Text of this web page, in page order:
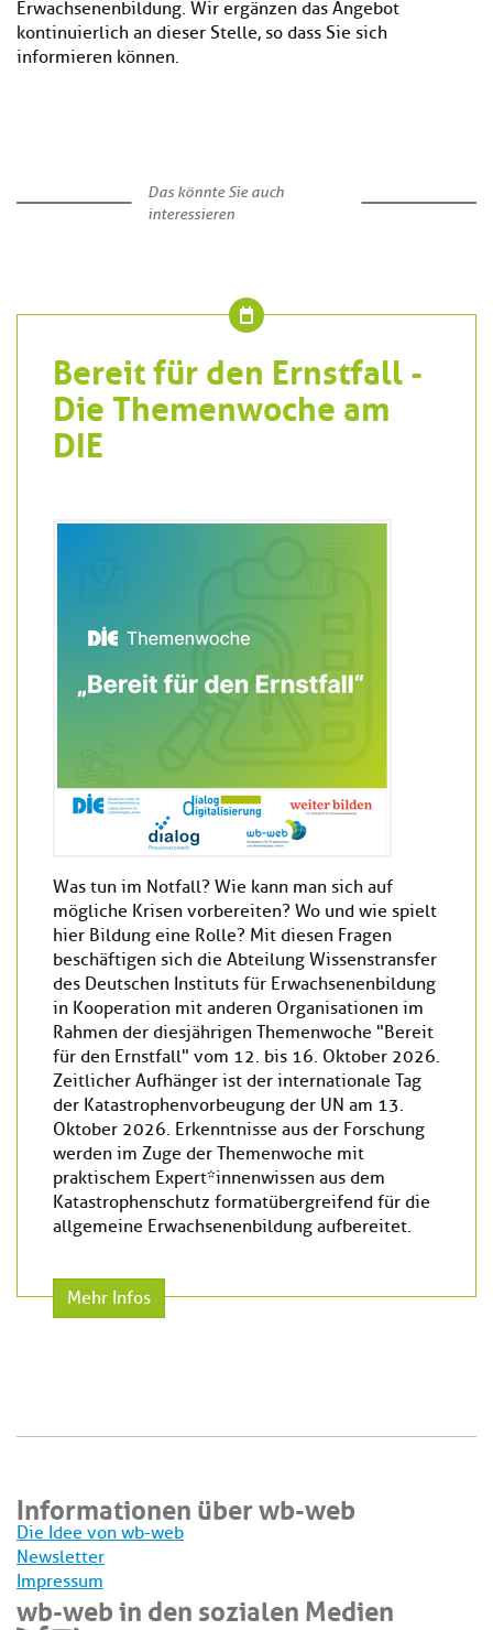
Erwachsenenbildung. Wir ergänzen das Angebot
kontinuierlich an dieser Stelle, so dass Sie sich
informieren können.
Das könnte Sie auch
interessieren
Bereit für den Ernstfall -
Die Themenwoche am
DIE
Was tun im Notfall? Wie kann man sich auf
mögliche Krisen vorbereiten? Wo und wie spielt
hier Bildung eine Rolle? Mit diesen Fragen
beschäftigen sich die Abteilung Wissenstransfer
des Deutschen Instituts für Erwachsenenbildung
in Kooperation mit anderen Organisationen im
Rahmen der diesjährigen Themenwoche "Bereit
für den Ernstfall" vom 12. bis 16. Oktober 2026.
Zeitlicher Aufhänger ist der internationale Tag
der Katastrophenvorbeugung der UN am 13.
Oktober 2026. Erkenntnisse aus der Forschung
werden im Zuge der Themenwoche mit
praktischem Expert*innenwissen aus dem
Katastrophenschutz formatübergreifend für die
allgemeine Erwachsenenbildung aufbereitet.
Mehr Infos
Informationen über wb-web
Die Idee von wb-web
Newsletter
Impressum
wb-web in den sozialen Medien